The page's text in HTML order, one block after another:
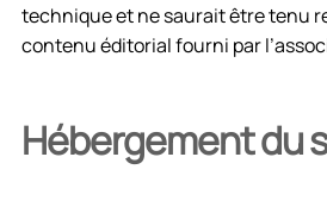
technique et ne saurait être tenu
contenu éditorial fourni par
Hébergement du